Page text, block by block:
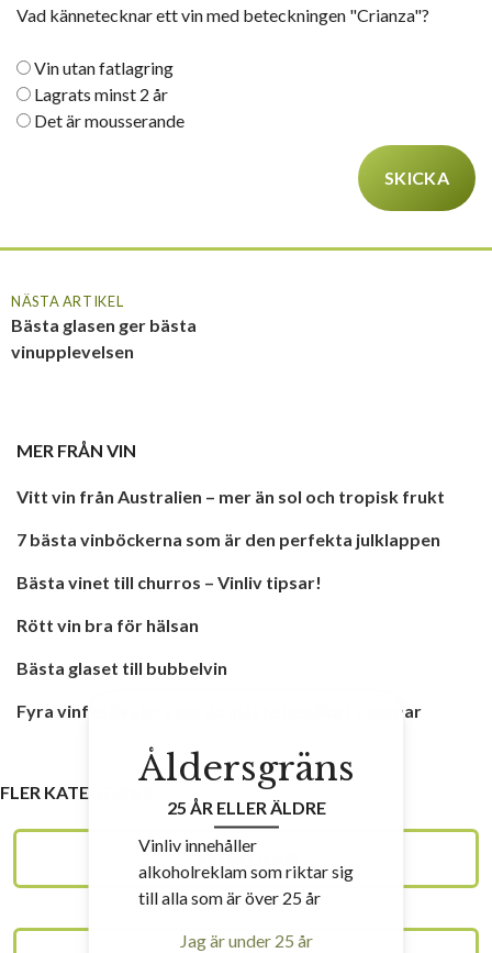
Vad kännetecknar ett vin med beteckningen "Crianza"?
Vin utan fatlagring
Lagrats minst 2 år
Det är mousserande
NÄSTA ARTIKEL
Bästa glasen ger bästa
vinupplevelsen
MER FRÅN VIN
Vitt vin från Australien – mer än sol och tropisk frukt
7 bästa vinböckerna som är den perfekta julklappen
Bästa vinet till churros – Vinliv tipsar!
Rött vin bra för hälsan
Bästa glaset till bubbelvin
Fyra vinfestivaler som du måste besöka i sommar
FLER KATEGORIER
VINSKOLAN
Åldersgräns
25 ÅR ELLER ÄLDRE
Vinliv innehåller
alkoholreklam som riktar sig
till alla som är över 25 år
Jag är under 25 år